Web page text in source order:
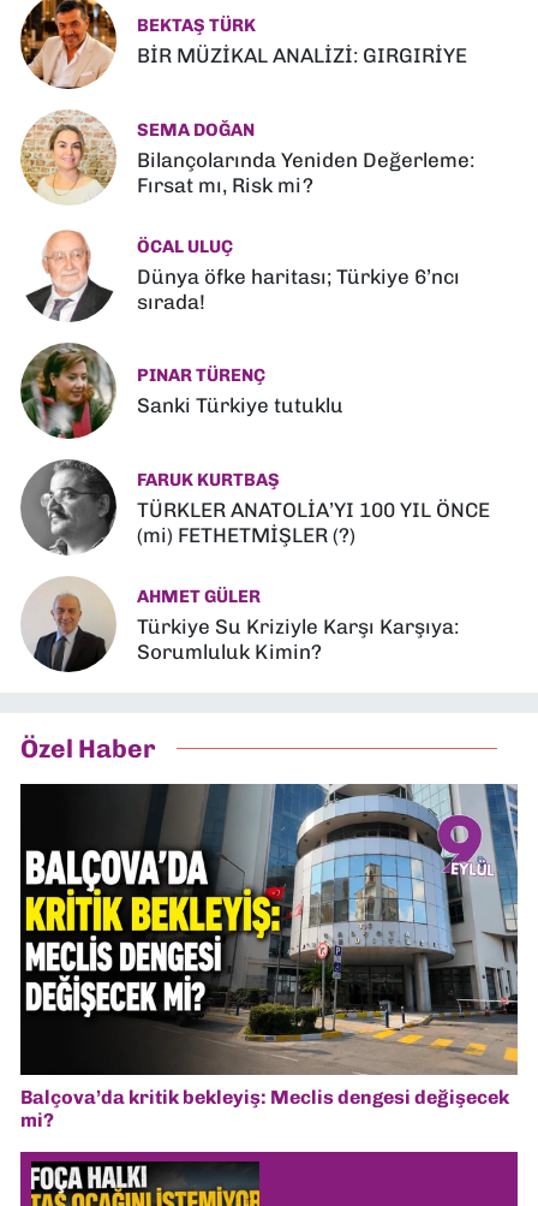
BEKTAŞ TÜRK
BİR MÜZİKAL ANALİZİ: GIRGIRİYE
SEMA DOĞAN
Bilançolarında Yeniden Değerleme:
Fırsat mı, Risk mi?
ÖCAL ULUÇ
Dünya öfke haritası; Türkiye 6’ncı
sırada!
PINAR TÜRENÇ
Sanki Türkiye tutuklu
FARUK KURTBAŞ
TÜRKLER ANATOLİA’YI 100 YIL ÖNCE
(mi) FETHETMİŞLER (?)
AHMET GÜLER
Türkiye Su Kriziyle Karşı Karşıya:
Sorumluluk Kimin?
Özel Haber
Balçova’da kritik bekleyiş: Meclis dengesi değişecek
mi?